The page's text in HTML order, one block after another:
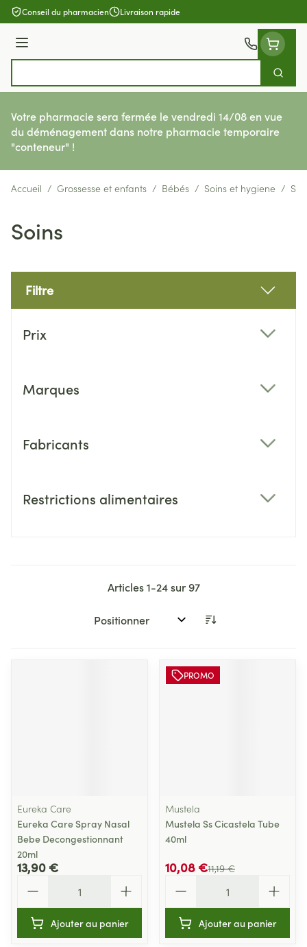
Aller au contenu
Conseil du pharmacien Livraison rapide
Menu
Votre pharmacie sera fermée le vendredi 14/08 en vue
du déménagement dans notre pharmacie temporaire
"conteneur" !
Accueil / Grossesse et enfants / Bébés / Soins et hygiene /
Soins
Filtre
Prix
Marques
Fabricants
Restrictions alimentaires
Articles1-24sur97
Trier par:
Eureka Care
Eureka Care Spray Nasal
Bebe Decongestionnant
20ml
13,90 €
Ajouter au panier
PROMO
Mustela
Mustela Ss Cicastela Tube
40ml
11,19 €
10,08 €
Ajouter au panier